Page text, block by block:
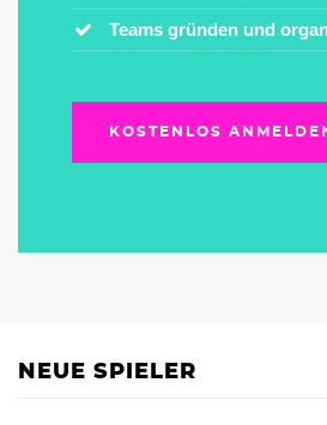
Teams gründen und
KOSTENLOS
NEUE SPIELER